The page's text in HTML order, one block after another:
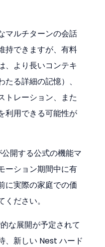
マルチターンの会話
持できますが、有料
、より長いコンテキ
る詳細の記憶）、
トレーション、また
利用できる可能性が
開する公式の機能マ
ーション期間中に有
に実際の家庭での価
ださい。
な展開が予定されて
、新しい Nest ハード